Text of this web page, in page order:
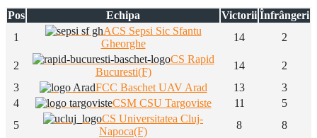
Pos Echipa Victorii Înfrângeri
1
ACS Sepsi Sic Sfantu
Gheorghe
14 2
2
CS Rapid
Bucuresti(F)
14
2
3
FCC Baschet UAV Arad 13
3
4
CSM CSU Targoviste 11
5
5
CS Universitatea Cluj-
Napoca(F)
8
8